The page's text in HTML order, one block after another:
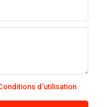
d'utilisation